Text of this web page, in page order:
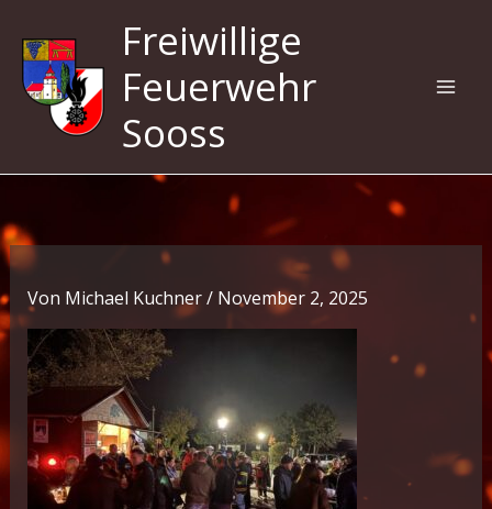
Inhalt
springen
Freiwillige
Feuerwehr
Sooss
Von Michael Kuchner/ November 2, 2025